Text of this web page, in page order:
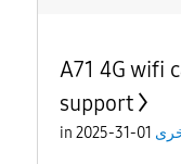
A71 4G wifi
support
in 01-31-2025